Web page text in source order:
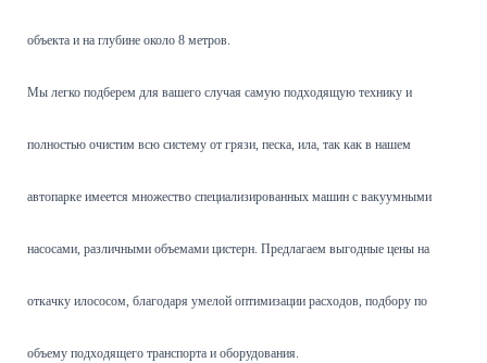
объекта и на глубине около 8 метров.
Мы легко подберем для вашего случая самую подходящую технику и
полностью очистим всю систему от грязи, песка, ила, так как в нашем
автопарке имеется множество специализированных машин с вакуумными
насосами, различными объемами цистерн. Предлагаем выгодные цены на
откачку илососом, благодаря умелой оптимизации расходов, подбору по
объему подходящего транспорта и оборудования.